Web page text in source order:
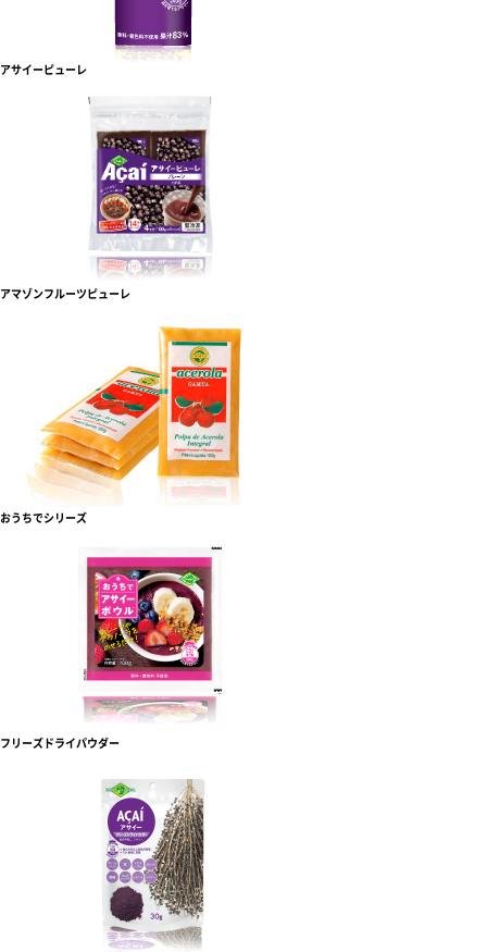
アサイーピューレ
アマゾンフルーツピューレ
おうちでシリーズ
フリーズドライパウダー